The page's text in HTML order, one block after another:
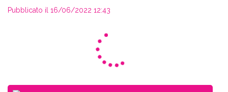
Pubblicato il 16/06/2022 12:43